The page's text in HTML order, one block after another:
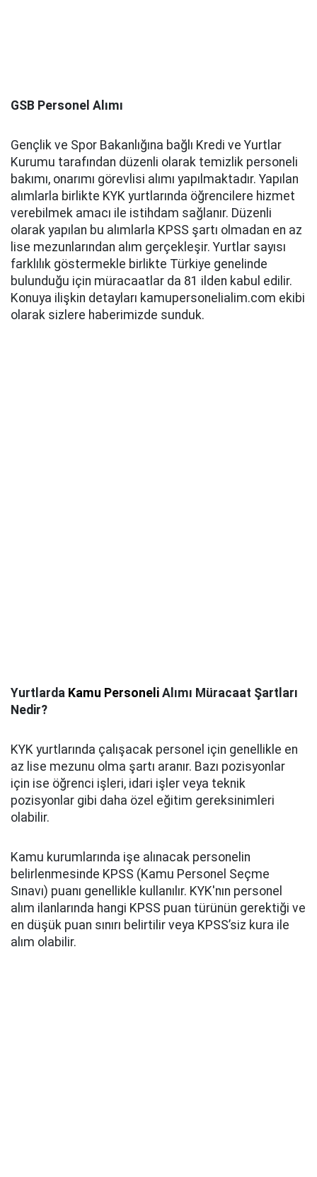
GSB Personel Alımı
Gençlik ve Spor Bakanlığına bağlı Kredi ve Yurtlar
Kurumu tarafından düzenli olarak temizlik personeli
bakımı, onarımı görevlisi alımı yapılmaktadır. Yapılan
alımlarla birlikte KYK yurtlarında öğrencilere hizmet
verebilmek amacı ile istihdam sağlanır. Düzenli
olarak yapılan bu alımlarla KPSS şartı olmadan en az
lise mezunlarından alım gerçekleşir. Yurtlar sayısı
farklılık göstermekle birlikte Türkiye genelinde
bulunduğu için müracaatlar da 81 ilden kabul edilir.
Konuya ilişkin detayları kamupersonelialim.com ekibi
olarak sizlere haberimizde sunduk.
Yurtlarda Kamu Personeli Alımı Müracaat Şartları
Nedir?
KYK yurtlarında çalışacak personel için genellikle en
az lise mezunu olma şartı aranır. Bazı pozisyonlar
için ise öğrenci işleri, idari işler veya teknik
pozisyonlar gibi daha özel eğitim gereksinimleri
olabilir.
Kamu kurumlarında işe alınacak personelin
belirlenmesinde KPSS (Kamu Personel Seçme
Sınavı) puanı genellikle kullanılır. KYK'nın personel
alım ilanlarında hangi KPSS puan türünün gerektiği ve
en düşük puan sınırı belirtilir veya KPSS’siz kura ile
alım olabilir.